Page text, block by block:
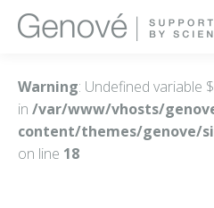
Warning: Undefined variable
in /var/www/vhosts/
content/themes/genove/
on line 18